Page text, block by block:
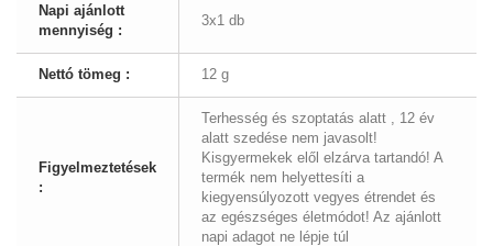
Napi ajánlott
mennyiség :
3x1 db
Nettó tömeg : 12 g
Figyelmeztetések
:
Terhesség és szoptatás alatt , 12 év
alatt szedése nem javasolt!
Kisgyermekek elől elzárva tartandó! A
termék nem helyettesíti a
kiegyensúlyozott vegyes étrendet és
az egészséges életmódot! Az ajánlott
napi adagot ne lépje túl